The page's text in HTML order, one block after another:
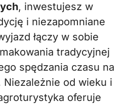
, inwestujesz w
i niezapomniane
łączy w sobie
tradycyjnej
spędzania czasu na
od wieku i
oferuje